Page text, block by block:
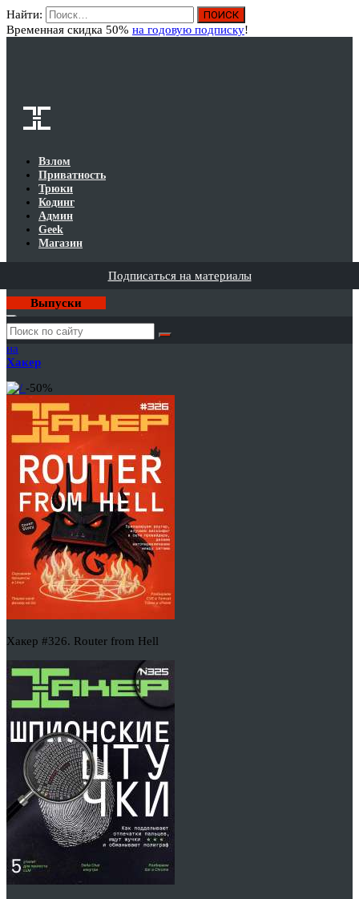
Найти:
Временная скидка 50% на годовую подписку!
Взлом
Приватность
Трюки
Кодинг
Админ
Geek
Магазин
Подписаться на материалы
Выпуски
Годовая
подписка
на
Хакер
-50%
Хакер #326. Router from Hell